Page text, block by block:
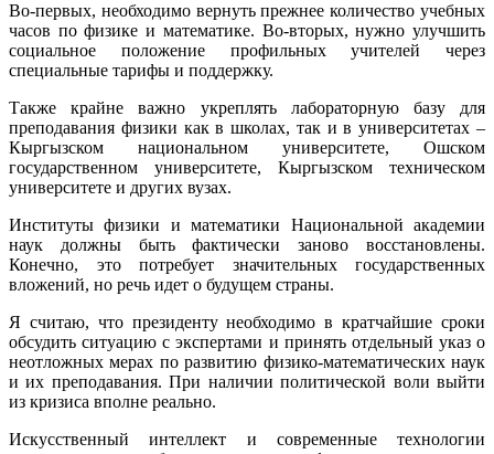
Во-первых, необходимо вернуть прежнее количество учебных
часов по физике и математике. Во-вторых, нужно улучшить
социальное положение профильных учителей через
специальные тарифы и поддержку.
Также крайне важно укреплять лабораторную базу для
преподавания физики как в школах, так и в университетах –
Кыргызском национальном университете, Ошском
государственном университете, Кыргызском техническом
университете и других вузах.
Институты физики и математики Национальной академии
наук должны быть фактически заново восстановлены.
Конечно, это потребует значительных государственных
вложений, но речь идет о будущем страны.
Я считаю, что президенту необходимо в кратчайшие сроки
обсудить ситуацию с экспертами и принять отдельный указ о
неотложных мерах по развитию физико-математических наук
и их преподавания. При наличии политической воли выйти
из кризиса вполне реально.
Искусственный интеллект и современные технологии